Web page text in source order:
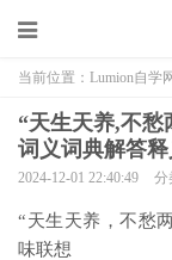
当前位置： Lumion自学
“天生天养,不愁
词义词典解答释
2024-12-01 22:40:49 分
“天生天养，不愁
味联想